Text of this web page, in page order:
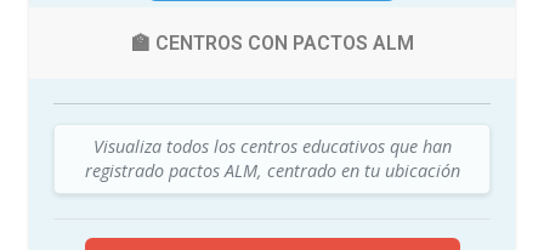
🏫 CENTROS CON PACTOS ALM
Visualiza todos los centros educativos que han
registrado pactos ALM, centrado en tu ubicación